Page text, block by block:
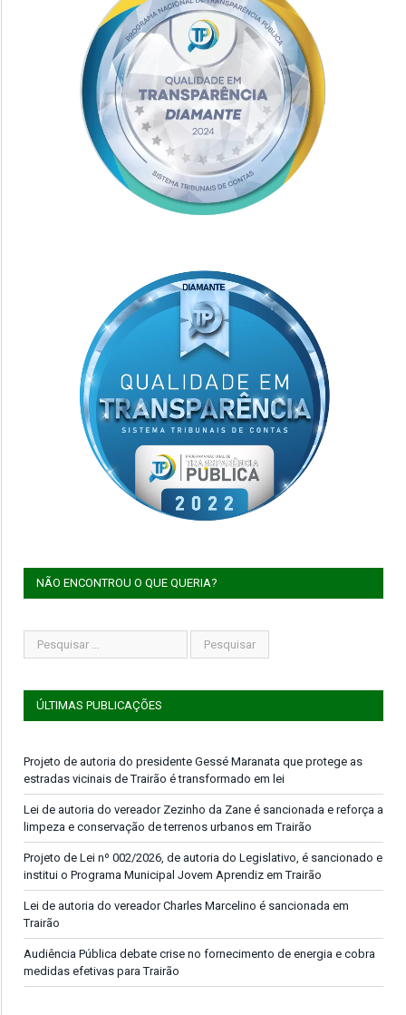
NÃO ENCONTROU O QUE QUERIA?
ÚLTIMAS PUBLICAÇÕES
Projeto de autoria do presidente Gessé Maranata que protege as
estradas vicinais de Trairão é transformado em lei
Lei de autoria do vereador Zezinho da Zane é sancionada e reforça a
limpeza e conservação de terrenos urbanos em Trairão
Projeto de Lei nº 002/2026, de autoria do Legislativo, é sancionado e
institui o Programa Municipal Jovem Aprendiz em Trairão
Lei de autoria do vereador Charles Marcelino é sancionada em
Trairão
Audiência Pública debate crise no fornecimento de energia e cobra
medidas efetivas para Trairão